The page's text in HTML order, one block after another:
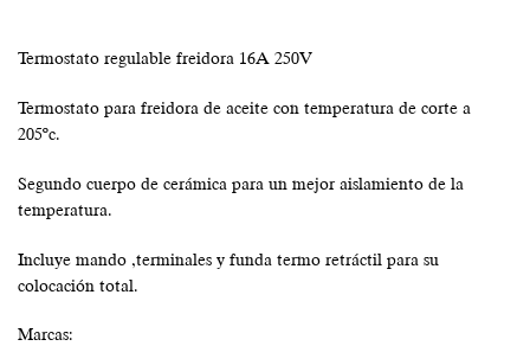
Termostato regulable freidora 16A 250V
Termostato para freidora de aceite con temperatura de corte a
205ºc.
Segundo cuerpo de cerámica para un mejor aislamiento de la
temperatura.
Incluye mando ,terminales y funda termo retráctil para su
colocación total.
Marcas: